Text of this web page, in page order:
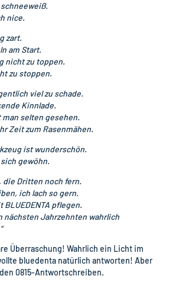
schneeweiß.
nice.
zart.
am Start.
nicht zu toppen.
zu stoppen.
viel zu schade.
Kinnlade.
man selten gesehen.
Zeit zum Rasenmähen.
ist wunderschön.
gewöhn.
die Dritten noch fern.
ich lach so gern.
pflegen.
nächsten Jahrzehnten wahrlich
Überraschung! Wahrlich ein Licht im
bluedenta natürlich antworten! Aber
0815-Antwortschreiben.